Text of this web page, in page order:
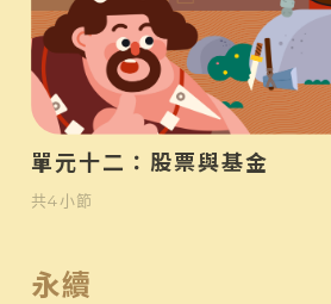
單元十二：股票與基金
共4小節
永續